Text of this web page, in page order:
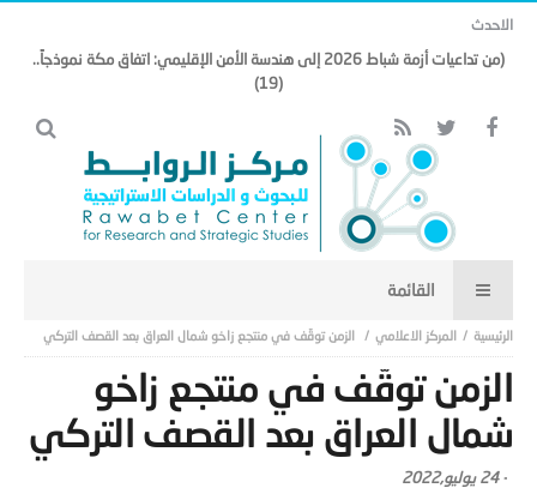
الاحدث
(من تداعيات أزمة شباط 2026 إلى هندسة الأمن الإقليمي: اتفاق مكة نموذجاً..
(19)
المركز الاعلامي الزمن توقّف في منتجع زاخو شمال العراق بعد القصف التركي
الزمن توقّف في منتجع زاخو
شمال العراق بعد القصف التركي
-24 يوليو,2022